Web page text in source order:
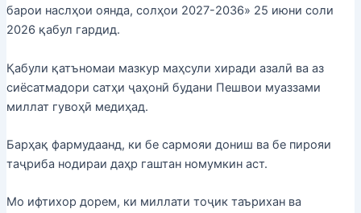
барои наслҳои оянда, солҳои 2027-2036» 25 июни соли
2026 қабул гардид.
Қабули қатъномаи мазкур маҳсули хиради азалӣ ва аз
сиёсатмадори сатҳи ҷаҳонӣ будани Пешвои муаззами
миллат гувоҳӣ медиҳад.
Барҳақ фармудаанд, ки бе сармояи дониш ва бе пирояи
таҷриба нодираи даҳр гаштан номумкин аст.
Мо ифтихор дорем, ки миллати тоҷик таърихан ва